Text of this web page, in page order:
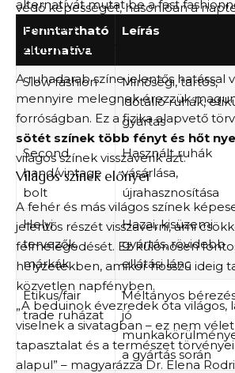
alternatívát mutat be a fast
Fenntartható
alternatíva
Leírás
Slow fashion
Minőségi, tartós,
időtálló ruhák,
gyártás
Second
hand/vintage
bolt
Használt ruhák
vásárlása,
újrahasznosítása
Helyi
tervezők,
márkák
Hazai, kisüzemi
gyártás, rövidebb
ellátási lánc
Etikus/fair
trade ruházat
Méltányos
jó
a gyártás során
védő képességét, hasonlóan a
értékéhez.
Színek és minták hatása a
A ruhadarab színe jelentős hatással
mennyire melegnek érezzük
forróságban. Ez a fizika alapvető
sötét színek több fényt és hőt
világos színek visszaverik azt.
Világos színek előnyei
A fehér és más világos színek
jelentős részét visszaverni, ami
felmelegedését. Ez különösen
helyzetekben, amikor hosszú ideig
közvetlen napfényben.
„A beduinok évezredek óta világos,
viselnek a sivatagban – ez nem
tapasztalat és a természet
alapul” – magyarázza Dr. Elena